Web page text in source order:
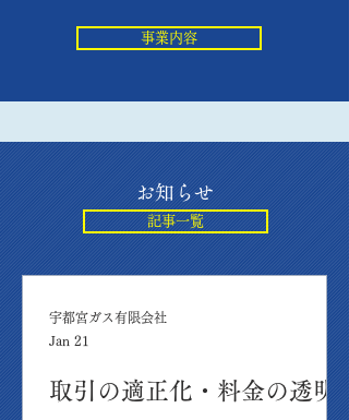
事業内容
​お知らせ
記事一覧
取引の適正化・料金の透明
宇都宮ガス有限会社
Jan 21